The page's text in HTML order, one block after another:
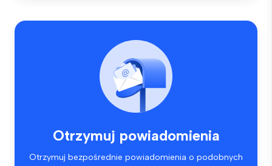
Otrzymuj powiadomienia
Otrzymuj bezpośrednie powiadomienia o podobnych